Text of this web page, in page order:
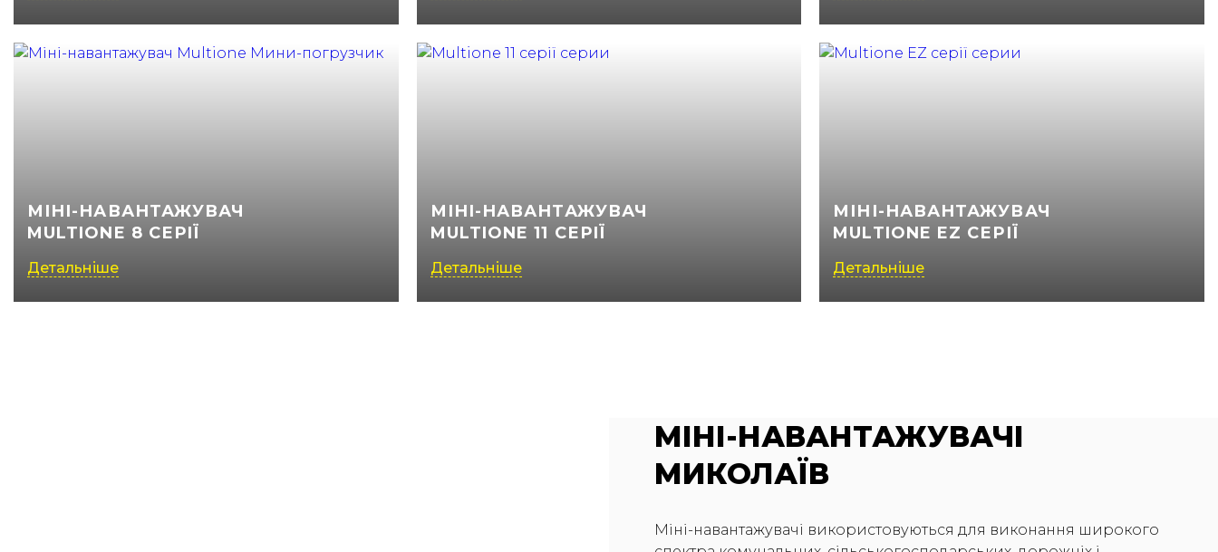
МІНІ-НАВАНТАЖУВАЧ
MULTIONE 8 СЕРІЇ
Детальніше
МІНІ-НАВАНТАЖУВАЧ
MULTIONE 11 СЕРІЇ
Детальніше
МІНІ-НАВАНТАЖУВАЧ
MULTIONE EZ СЕРІЇ
Детальніше
МІНІ-НАВАНТАЖУВАЧІ
МИКОЛАЇВ
Міні-навантажувачі використовуються для виконання широкого